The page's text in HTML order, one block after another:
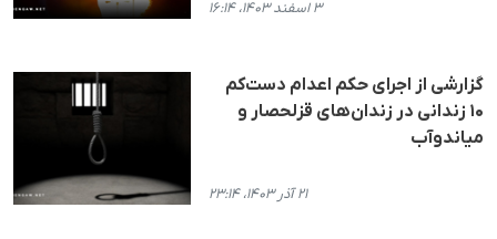
۳ اسفند ۱۴۰۳، ۱۶:۱۴
گزارشی از اجرای حکم اعدام دست‌کم
۱۰ زندانی در زندان‌های قزلحصار و
میاندوآب
۲۱ آذر ۱۴۰۳، ۲۳:۱۴